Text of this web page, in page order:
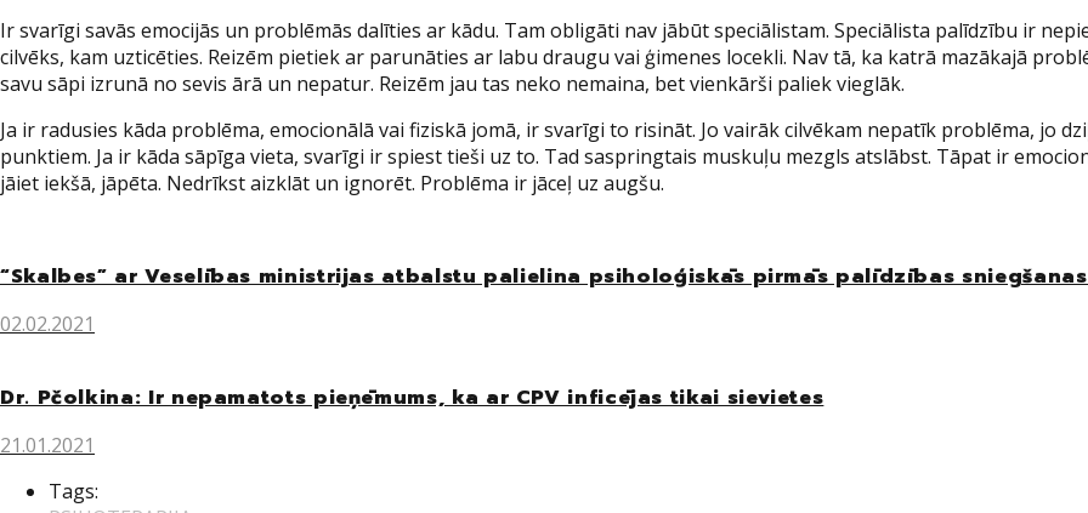
Ir svarīgi savās emocijās un problēmās dalīties ar kādu. Tam obligāti nav jābūt speciālistam. Speciālista palīdzību ir
cilvēks, kam uzticēties. Reizēm pietiek ar parunāties ar labu draugu vai ģimenes locekli. Nav tā, ka katrā mazākajā
savu sāpi izrunā no sevis ārā un nepatur. Reizēm jau tas neko nemaina, bet vienkārši paliek vieglāk.
Ja ir radusies kāda problēma, emocionālā vai fiziskā jomā, ir svarīgi to risināt. Jo vairāk cilvēkam nepatīk problēma, jo
punktiem. Ja ir kāda sāpīga vieta, svarīgi ir spiest tieši uz to. Tad saspringtais muskuļu mezgls atslābst. Tāpat ir
jāiet iekšā, jāpēta. Nedrīkst aizklāt un ignorēt. Problēma ir jāceļ uz augšu.
“Skalbes” ar Veselības ministrijas atbalstu palielina psiholoģiskās pirmās palīdzības
02.02.2021
Dr. Pčolkina: Ir nepamatots pieņēmums, ka ar CPV inficējas tikai sievietes
21.01.2021
Tags: